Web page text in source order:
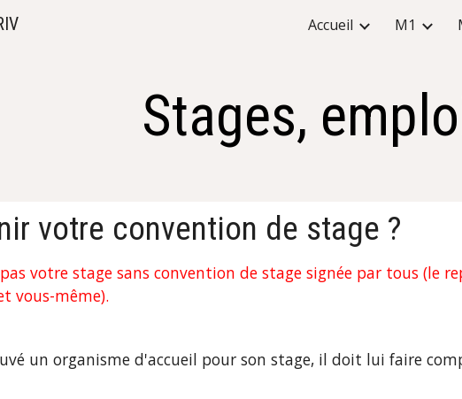
Skip to
Accueil M1
Stages,
votre convention de stage ?
votre stage sans convention de stage signée par tous (le
vous-même).
un organisme d'accueil pour son stage, il doit lui faire